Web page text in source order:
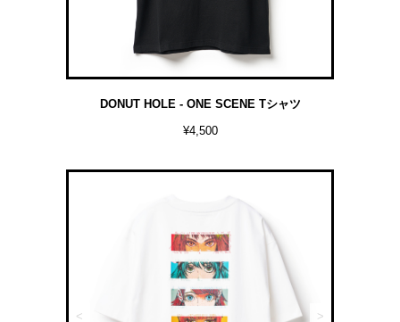
DONUT HOLE - ONE SCENE Tシャツ
¥4,500
< >